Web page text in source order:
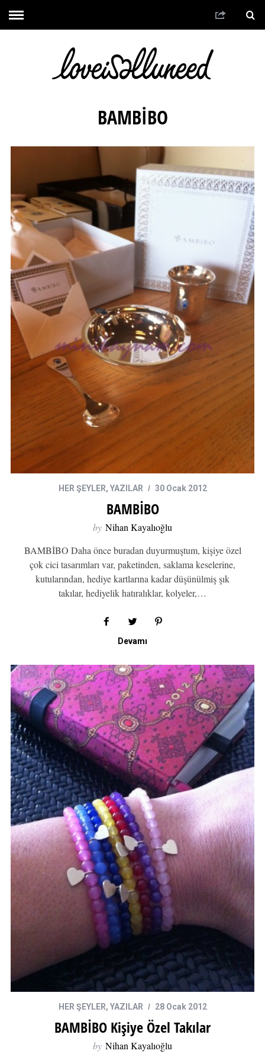
BAMBİBO
HER ŞEYLER, YAZILAR 30 Ocak 2012
BAMBİBO
by Nihan Kayalıoğlu
BAMBİBO Daha önce buradan duyurmuştum, kişiye özel
çok cici tasarımları var, paketinden, saklama keselerine,
kutularından, hediye kartlarına kadar düşünülmiş şık
takılar, hediyelik hatıralıklar, kolyeler,…
Devamı
HER ŞEYLER, YAZILAR 28 Ocak 2012
BAMBİBO Kişiye Özel Takılar
by Nihan Kayalıoğlu